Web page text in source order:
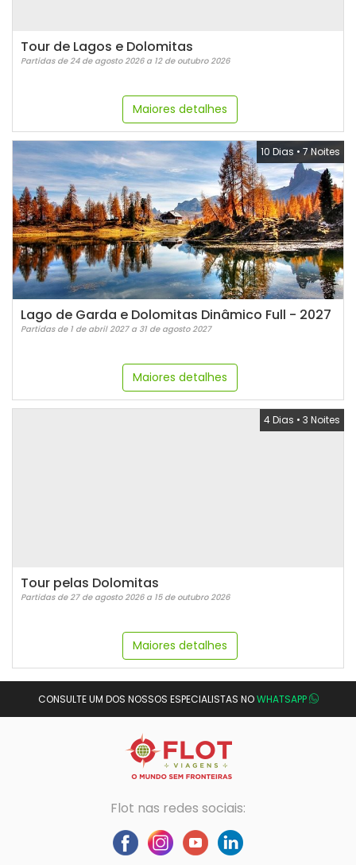
Tour de Lagos e Dolomitas
Partidas de 24 de agosto 2026 a 12 de outubro 2026
Maiores detalhes
10 Dias • 7 Noites
Lago de Garda e Dolomitas Dinâmico Full - 2027
Partidas de 1 de abril 2027 a 31 de agosto 2027
Maiores detalhes
4 Dias • 3 Noites
Tour pelas Dolomitas
Partidas de 27 de agosto 2026 a 15 de outubro 2026
Maiores detalhes
CONSULTE UM DOS NOSSOS ESPECIALISTAS NOWHATSAPP
Flot nas redes sociais: